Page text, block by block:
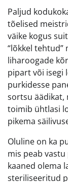
Paljud
tõelised
väike kogus
“lõkkel
liharoogade
pipart või isegi
purkidesse
sortsu äädikat,
toimib ühtlasi
pikema
Oluline on ka
mis peab
kaaned olema
steriliseeritud